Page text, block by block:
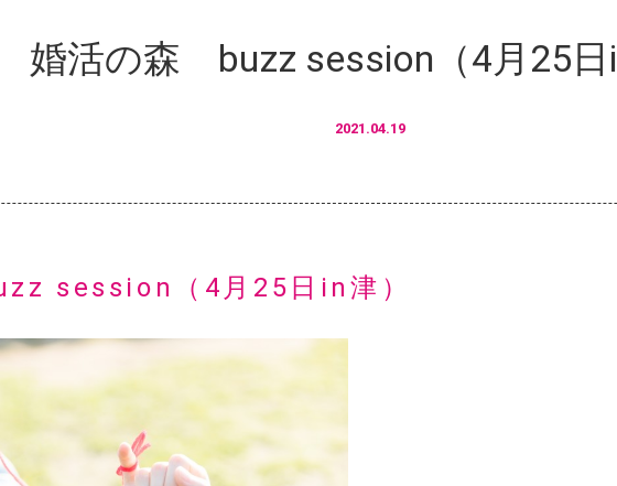
婚活の森 buzz session（4月25
2021.04.19
session（4月25日in津）